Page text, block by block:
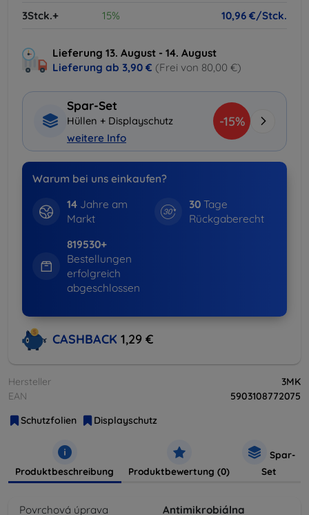
3Stck.+ 15% 10,96 €/Stck.
Lieferung 13. August - 14. August
Lieferung ab 3,90 € (Frei von 80,00 €)
Spar-Set
Hüllen + Displayschutz
weitere Info
-15%
Warum bei uns einkaufen?
14Jahre am
Markt
30 Tage
Rückgaberecht
819530+
Bestellungen
erfolgreich
abgeschlossen
CASHBACK 1,29 €
Hersteller
3MK
EAN
5903108772075
Schutzfolien
Displayschutz
Produktbeschreibung Produktbewertung (0)
Spar-
Set
Povrchová úprava
Antimikrobiálna